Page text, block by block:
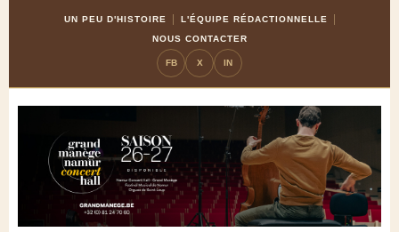
UN PEU D'HISTOIRE
L'ÉQUIPE RÉDACTIONNELLE
NOUS CONTACTER
FB X IN